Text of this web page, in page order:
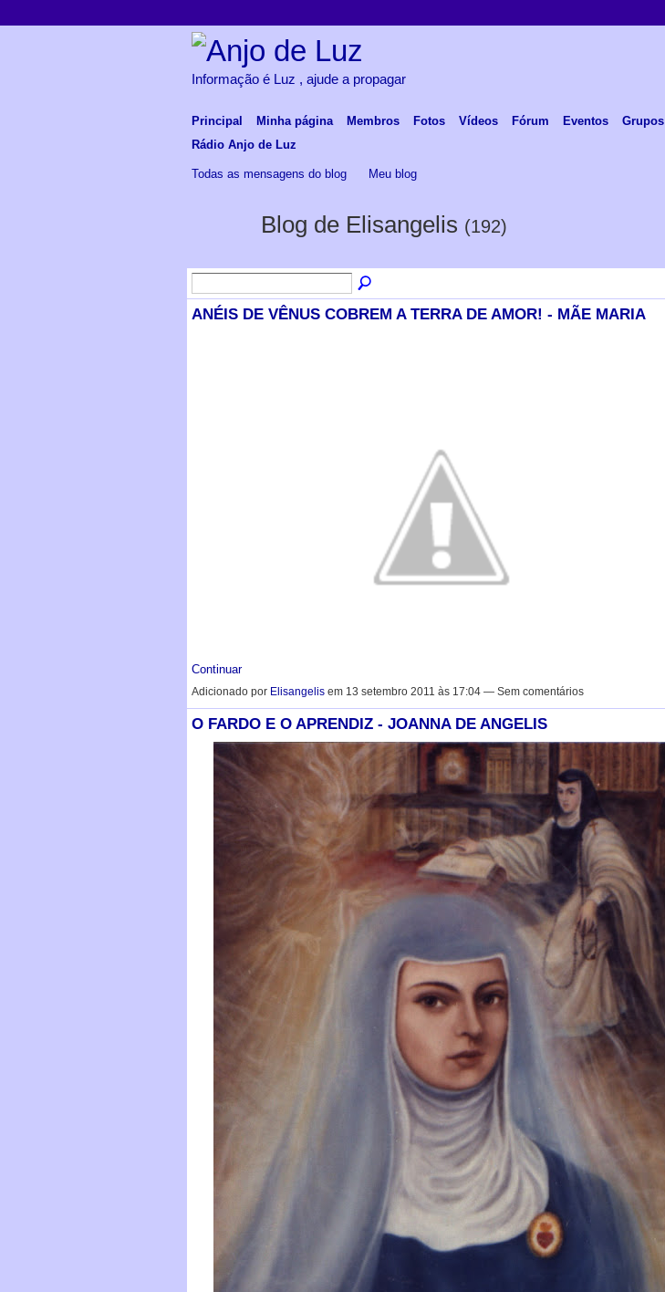
Informação é Luz , ajude a propagar
Principal Minha página Membros Fotos Vídeos Fórum Eventos Grupos
Rádio Anjo de Luz
Todas as mensagens do blog Meu blog
Blog de Elisangelis (192)
ANÉIS DE VÊNUS COBREM A TERRA DE AMOR! - MÃE MARIA
Continuar
Adicionado por Elisangelisem 13 setembro 2011 às 17:04 — Sem comentários
O FARDO E O APRENDIZ - JOANNA DE ANGELIS